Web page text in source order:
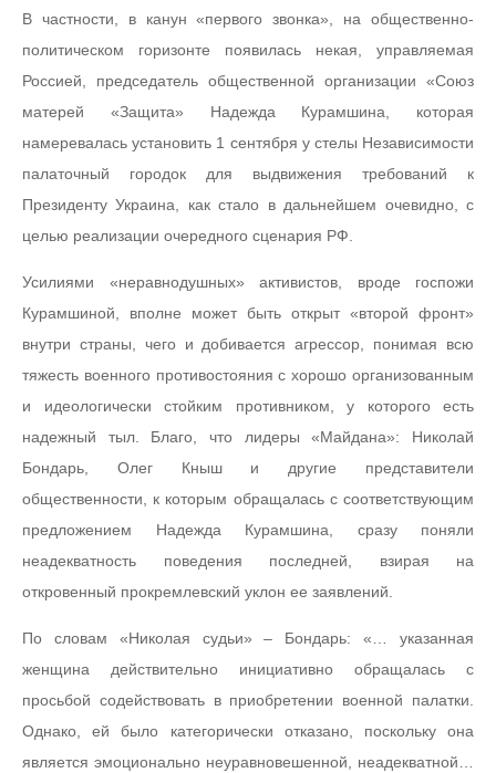
В частности, в канун «первого звонка», на общественно-
политическом горизонте появилась некая, управляемая
Россией, председатель общественной организации «Союз
матерей «Защита» Надежда Курамшина, которая
намеревалась установить 1 сентября у стелы Независимости
палаточный городок для выдвижения требований к
Президенту Украина, как стало в дальнейшем очевидно, с
целью реализации очередного сценария РФ.
Усилиями «неравнодушных» активистов, вроде госпожи
Курамшиной, вполне может быть открыт «второй фронт»
внутри страны, чего и добивается агрессор, понимая всю
тяжесть военного противостояния с хорошо организованным
и идеологически стойким противником, у которого есть
надежный тыл. Благо, что лидеры «Майдана»: Николай
Бондарь, Олег Кныш и другие представители
общественности, к которым обращалась с соответствующим
предложением Надежда Курамшина, сразу поняли
неадекватность поведения последней, взирая на
откровенный прокремлевский уклон ее заявлений.
По словам «Николая судьи» – Бондарь: «… указанная
женщина действительно инициативно обращалась с
просьбой содействовать в приобретении военной палатки.
Однако, ей было категорически отказано, поскольку она
является эмоционально неуравновешенной, неадекватной…